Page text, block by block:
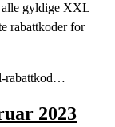
alle gyldige XXL
rabattkoder for
rabattkod…
2023